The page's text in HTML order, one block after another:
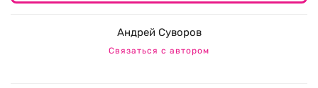
Андрей Суворов
Связаться с автором